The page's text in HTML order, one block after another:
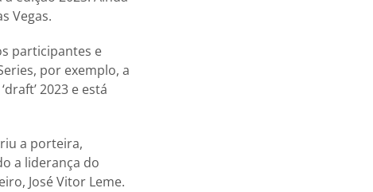
Vegas.
participantes e
por exemplo, a
2023 e está
a porteira,
a liderança do
José Vitor Leme.